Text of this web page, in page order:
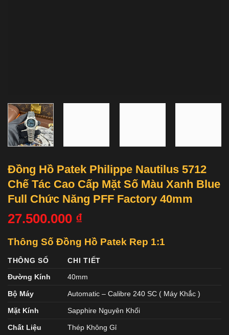
Đồng Hồ Patek Philippe Nautilus 5712
Chế Tác Cao Cấp Mặt Số Màu Xanh Blue
Full Chức Năng PFF Factory 40mm
27.500.000 ₫
Thông Số Đồng Hồ Patek Rep 1:1
THÔNG SỐ
CHI TIẾT
Đường Kính
40mm
Bộ Máy Automatic – Calibre 240 SC ( Máy Khắc )
Mặt Kính Sapphire Nguyên Khối
Chất Liệu Thép Không Gỉ